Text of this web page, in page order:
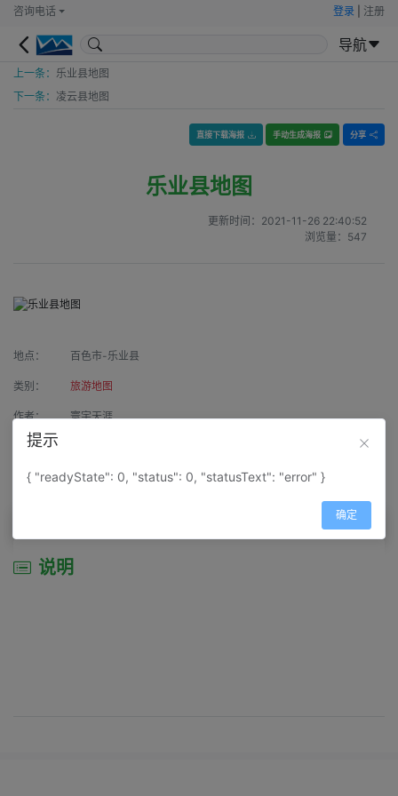
咨询电话 登录 注册
导航
上一条： 乐业县地图
下一条： 凌云县地图
直接下载海报 手动生成海报 分享
乐业县地图
更新时间： 2021-11-26 22:40:52
浏览量： 547
地点： 百色市-乐业县
类别： 旅游地图
作者： 寰宇天涯
来源：
属性： 地图属性： 地图类型-综合性地图
说明
提示
{ "readyState": 0, "status": 0, "statusText": "error" }
确定